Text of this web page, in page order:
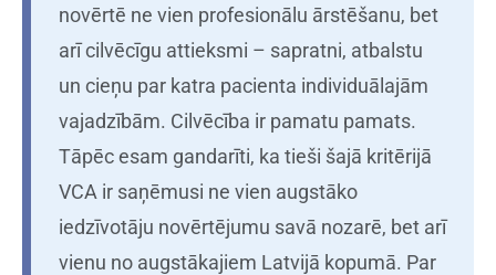
novērtē ne vien profesionālu ārstēšanu, bet
arī cilvēcīgu attieksmi – sapratni, atbalstu
un cieņu par katra pacienta individuālajām
vajadzībām. Cilvēcība ir pamatu pamats.
Tāpēc esam gandarīti, ka tieši šajā kritērijā
VCA ir saņēmusi ne vien augstāko
iedzīvotāju novērtējumu savā nozarē, bet arī
vienu no augstākajiem Latvijā kopumā. Par